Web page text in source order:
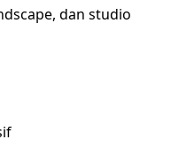
dan studio